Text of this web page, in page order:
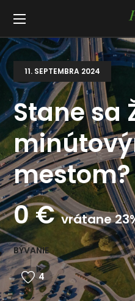
11. SEPTEMBRA 2024
Stane sa
mestom?
0€vrátane
BÝVANIE
4